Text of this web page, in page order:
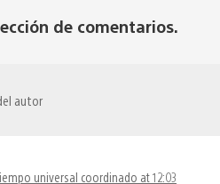
de comentarios.
autor
universal coordinado at 12:03